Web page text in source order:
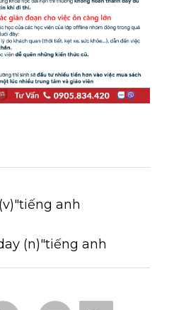
anh
(n)"tiếng anh